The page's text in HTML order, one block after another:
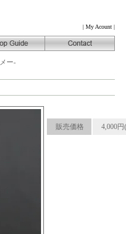
| My Acount |
ー-
販売価格 4,000